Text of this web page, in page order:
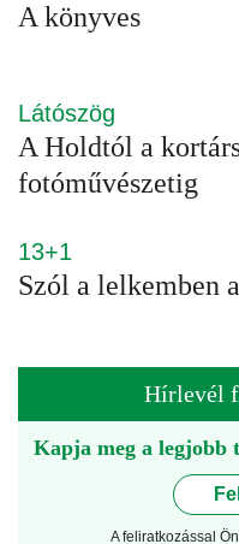
A könyves
Látószög
A Holdtól a
fotóművészetig
13+1
Szól a lelkemben
Hírlevél
Kapja meg a legjobb
A feliratkozással